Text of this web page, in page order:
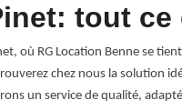
tout
où RG Location Benne se
chez nous la solution
un service de qualité,